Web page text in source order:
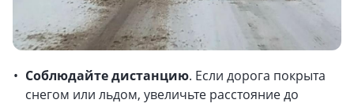
Соблюдайте дистанцию. Если дорога покрыта
снегом или льдом, увеличьте расстояние до